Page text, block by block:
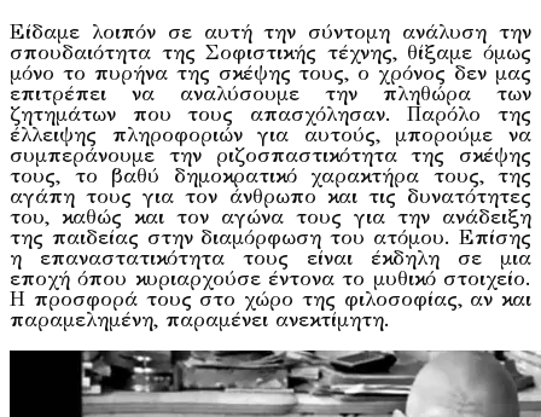
Είδαμε λοιπόν σε αυτή την σύντομη ανάλυση την
σπουδαιότητα της Σοφιστικής τέχνης, θίξαμε όμως
μόνο το πυρήνα της σκέψης τους, ο χρόνος δεν μας
επιτρέπει να αναλύσουμε την πληθώρα των
ζητημάτων που τους απασχόλησαν. Παρόλο της
έλλειψης πληροφοριών για αυτούς, μπορούμε να
συμπεράνουμε την ριζοσπαστικότητα της σκέψης
τους, το βαθύ δημοκρατικό χαρακτήρα τους, της
αγάπη τους για τον άνθρωπο και τις δυνατότητες
του, καθώς και τον αγώνα τους για την ανάδειξη
της παιδείας στην διαμόρφωση του ατόμου. Επίσης
η επαναστατικότητα τους είναι έκδηλη σε μια
εποχή όπου κυριαρχούσε έντονα το μυθικό στοιχείο.
Η προσφορά τους στο χώρο της φιλοσοφίας, αν και
παραμελημένη, παραμένει ανεκτίμητη.